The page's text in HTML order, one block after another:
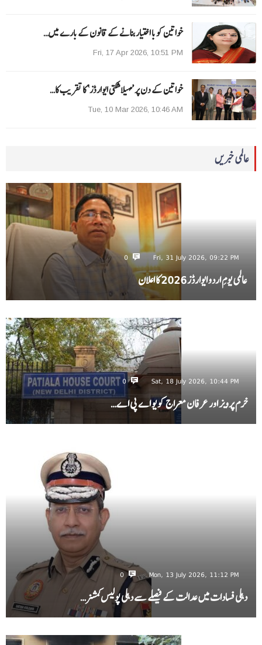
خواتین کو با اختیار بنانے کے قانون کے بارے میں…
Fri, 17 Apr 2026, 10:51 PM
خواتین کے دن پر ’مہیلا شکتی ایوارڈز‘ کا تقریب کا…
Tue, 10 Mar 2026, 10:46 AM
عالمی خبریں
Fri, 31 July 2026, 09:22 PM
0
عالمی یومِ اردو ایوارڈز 2026 کا اعلان
Sat, 18 July 2026, 10:44 PM
0
خرم پرویز اور عرفان معراج کو یو اے پی اے…
Mon, 13 July 2026, 11:12 PM
0
دہلی فسادات میں عدالت کے فیصلے سے دہلی پولیس کمشنر…